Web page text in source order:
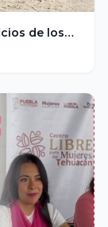
de los…